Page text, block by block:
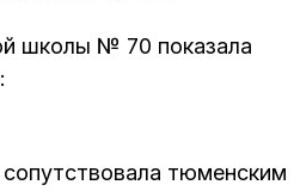
школы № 70 показала
тюменским